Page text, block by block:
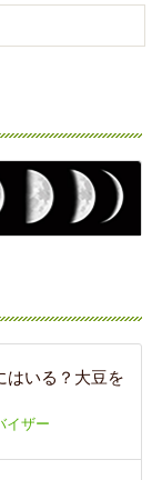
はいる？大豆を
イザー